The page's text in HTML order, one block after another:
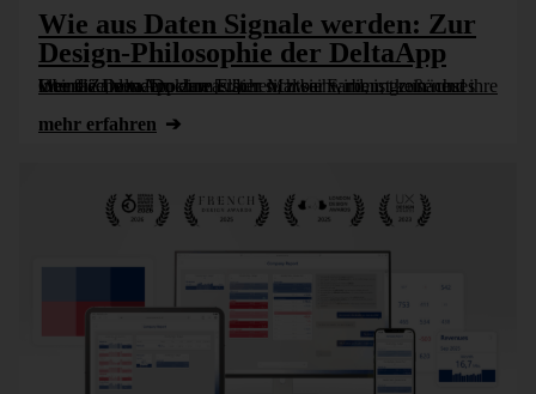
Wie aus Daten Signale werden: Zur
Design-Philosophie der DeltaApp
Wer die DeltaApp zum ersten Mal sieht, nimmt zunächst ihre Oberfläche wahr: klare Flächen, zwei Farben, große und kleine Zahlen. Doch was hier sichtbar wird, ist kein neues Interface, sondern eine [...]
mehr erfahren